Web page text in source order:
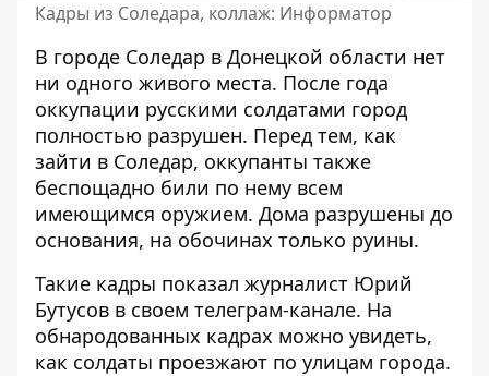
Кадры из Соледара, коллаж: Информатор
В городе Соледар в Донецкой области нет
ни одного живого места. После года
оккупации русскими солдатами город
полностью разрушен. Перед тем, как
зайти в Соледар, оккупанты также
беспощадно били по нему всем
имеющимся оружием. Дома разрушены до
основания, на обочинах только руины.
Такие кадры показал журналист Юрий
Бутусов в своем телеграм-канале. На
обнародованных кадрах можно увидеть,
как солдаты проезжают по улицам города.